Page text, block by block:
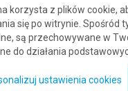
Dane o połączeniach
lub kraju, bez
korzysta z plików cookie,
się po witrynie. Spośród
są przechowywane w
do działania
ustawienia cookies